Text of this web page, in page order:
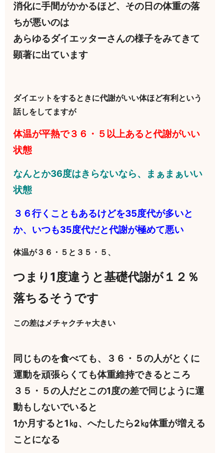
消化に手間がかかるほど、その日の体重の落
ちが悪いのは
あらゆるダイエッターさんの様子をみてきて
顕著に出ています
ダイエットをするときに代謝がいい体ほど有利という
話しをしてますが
体温が平熱で３６・５以上あると代謝がいい
状態
なんとか36度はきらないなら、まぁまぁいい
状態
３６行くこともあるけどを35度代が多いと
か、いつも35度代だと代謝が極めて悪い
体温が３６・５と３５・５、
つまり1度違うと基礎代謝が１２％
落ちるそうです
この差はメチャクチャ大きい
同じものを食べても、３６・５の人がとくに
運動を頑張らくても体重維持できるところ
３５・５の人だとこの1度の差で同じように運
動もしないでいると
1か月すると1㎏、へたしたら2㎏体重が増える
ことになる